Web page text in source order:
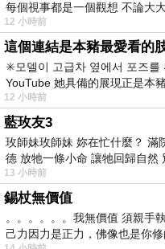
每個視事都是一個觀想 不論大
12 小時前
這個連結是本豬最愛看的
✳️모델이 고급차 옆에서 포즈
YouTube 她具備的展現正是本
12 小時前
藍玫友3
玫師妹玫師妹 妳在忙什麼？ 滿
德 放牠一條小命 讓牠回歸自然
13 小時前
錫杖無價值
。。。。。。我無價值 須親手
己力因力是正力，佛像也是你